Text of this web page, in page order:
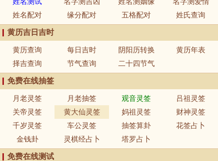
姓名配对
缘分配对 五格配对 姓氏查询
黄历吉日吉时
黄历查询 每日吉时 阴阳历转换
黄历年表
择吉查询
节气查询 二十四节气
免费在线抽签
月老灵签 月老抽签 观音灵签
吕祖灵签
关帝灵签
黄大仙灵签 妈祖灵签
财神灵签
千岁灵签
车公灵签 抽签算卦
花签占卜
金钱卦
灵棋经占卜 塔罗占卜
免费在线测试